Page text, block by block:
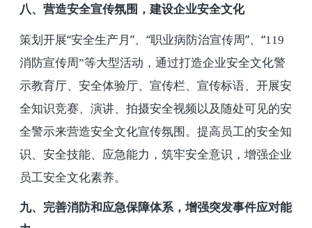
八、营造安全宣传氛围，建设企业安全文化
策划开展“安全生产月”、“职业病防治宣传周”、“119
消防宣传周”等大型活动，通过打造企业安全文化警
示教育厅、安全体验厅、宣传栏、宣传标语、开展安
全知识竞赛、演讲、拍摄安全视频以及随处可见的安
全警示来营造安全文化宣传氛围。提高员工的安全知
识、安全技能、应急能力，筑牢安全意识，增强企业
员工安全文化素养。
九、完善消防和应急保障体系，增强突发事件应对能